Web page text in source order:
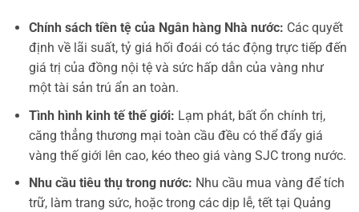
Chính sách tiền tệ của Ngân hàng Nhà nước: Các quyết
định về lãi suất, tỷ giá hối đoái có tác động trực tiếp đến
giá trị của đồng nội tệ và sức hấp dẫn của vàng như
một tài sản trú ẩn an toàn.
Tình hình kinh tế thế giới: Lạm phát, bất ổn chính trị,
căng thẳng thương mại toàn cầu đều có thể đẩy giá
vàng thế giới lên cao, kéo theo giá vàng SJC trong nước.
Nhu cầu tiêu thụ trong nước: Nhu cầu mua vàng để tích
trữ, làm trang sức, hoặc trong các dịp lễ, tết tại Quảng